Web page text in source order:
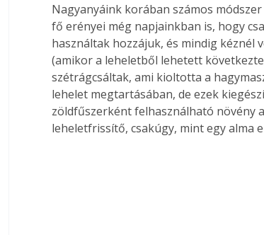
Nagyanyáink korában számos
fő erényei még napjainkban is, hogy
használtak hozzájuk, és mindig
(amikor a leheletből lehetett
szétrágcsáltak, ami kioltotta a
lehelet megtartásában, de ezek
zöldfűszerként felhasználható növény
leheletfrissítő, csakúgy, mint egy alma